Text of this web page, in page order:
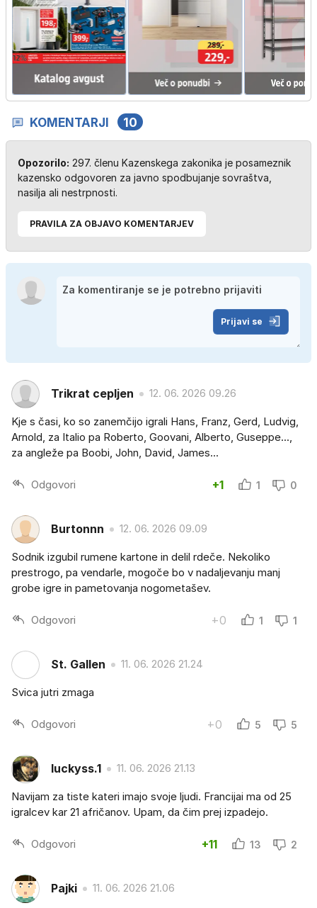
KOMENTARJI 10
Opozorilo: 297. členu Kazenskega zakonika je posameznik
kazensko odgovoren za javno spodbujanje sovraštva,
nasilja ali nestrpnosti.
PRAVILA ZA OBJAVO KOMENTARJEV
Prijavi se
Trikrat cepljen 12. 06. 2026 09.26
Kje s časi, ko so zanemčijo igrali Hans, Franz, Gerd, Ludvig,
Arnold, za Italio pa Roberto, Goovani, Alberto, Guseppe...,
za angleže pa Boobi, John, David, James...
Odgovori +1 1 0
Burtonnn 12. 06. 2026 09.09
Sodnik izgubil rumene kartone in delil rdeče. Nekoliko
prestrogo, pa vendarle, mogoče bo v nadaljevanju manj
grobe igre in pametovanja nogometašev.
Odgovori +0 1 1
St. Gallen 11. 06. 2026 21.24
Svica jutri zmaga
Odgovori +0 5 5
luckyss.1 11. 06. 2026 21.13
Navijam za tiste kateri imajo svoje ljudi. Francijai ma od 25
igralcev kar 21 afričanov. Upam, da čim prej izpadejo.
Odgovori +11 13 2
Pajki 11. 06. 2026 21.06